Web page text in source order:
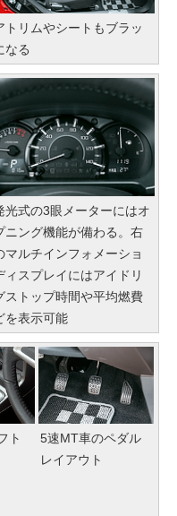
トリムやシートもブラッ
なる
光式の3眼メーターにはオ
ニング機能が備わる。右
マルチインフォメーショ
ィスプレイにはアイドリ
ストップ時間や平均燃費
を表示可能
ト
5速MT車のペダル
レイアウト